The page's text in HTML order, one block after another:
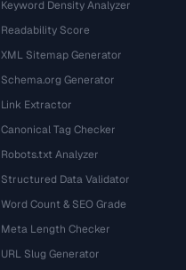
Keyword Density Analyzer
Readability Score
XML Sitemap Generator
Schema.org Generator
Link Extractor
Canonical Tag Checker
Robots.txt Analyzer
Structured Data Validator
Word Count & SEO Grade
Meta Length Checker
URL Slug Generator